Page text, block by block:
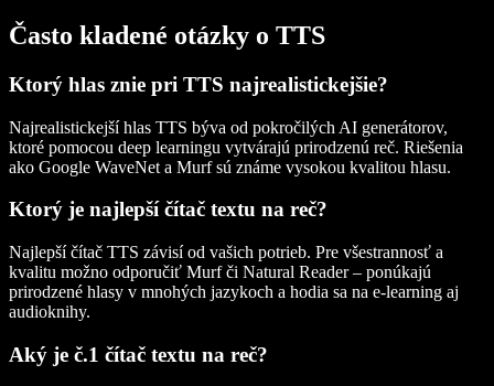
Často kladené otázky o TTS
Ktorý hlas znie pri TTS najrealistickejšie?
Najrealistickejší hlas TTS býva od pokročilých AI generátorov,
ktoré pomocou deep learningu vytvárajú prirodzenú reč. Riešenia
ako Google WaveNet a Murf sú známe vysokou kvalitou hlasu.
Ktorý je najlepší čítač textu na reč?
Najlepší čítač TTS závisí od vašich potrieb. Pre všestrannosť a
kvalitu možno odporučiť Murf či Natural Reader – ponúkajú
prirodzené hlasy v mnohých jazykoch a hodia sa na e-learning aj
audioknihy.
Aký je č.1 čítač textu na reč?